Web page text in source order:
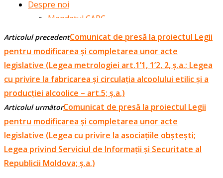
Articolul precedentComunicat de presă la proiectul Legii
pentru modificarea și completarea unor acte
legislative (Legea metrologiei art.1’1, 1’2, 2, ș.a.; Legea
cu privire la fabricarea și circulația alcoolului etilic și a
producției alcoolice – art.5; ș.a.)
Articolul următorComunicat de presă la proiectul Legii
pentru modificarea și completarea unor acte
legislative (Legea cu privire la asociațiile obștești;
Legea privind Serviciul de Informații și Securitate al
Republicii Moldova; ș.a.)